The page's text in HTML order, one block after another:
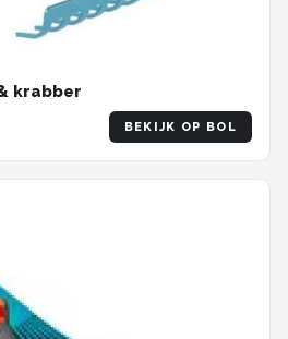
krabber
BEKIJK OP BOL